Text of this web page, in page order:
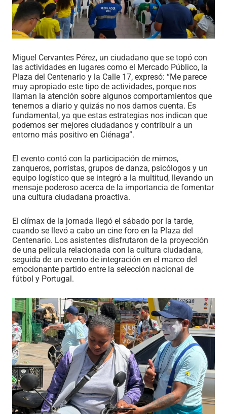
Miguel Cervantes Pérez, un ciudadano que se topó con
las actividades en lugares como el Mercado Público, la
Plaza del Centenario y la Calle 17, expresó: “Me parece
muy apropiado este tipo de actividades, porque nos
llaman la atención sobre algunos comportamientos que
tenemos a diario y quizás no nos damos cuenta. Es
fundamental, ya que estas estrategias nos indican que
podemos ser mejores ciudadanos y contribuir a un
entorno más positivo en Ciénaga”.
El evento contó con la participación de mimos,
zanqueros, porristas, grupos de danza, psicólogos y un
equipo logístico que se integró a la multitud, llevando un
mensaje poderoso acerca de la importancia de fomentar
una cultura ciudadana proactiva.
El clímax de la jornada llegó el sábado por la tarde,
cuando se llevó a cabo un cine foro en la Plaza del
Centenario. Los asistentes disfrutaron de la proyección
de una película relacionada con la cultura ciudadana,
seguida de un evento de integración en el marco del
emocionante partido entre la selección nacional de
fútbol y Portugal.